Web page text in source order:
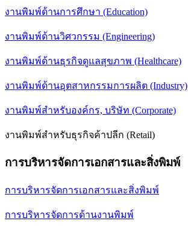
งานพิมพ์ด้านการศึกษา (Education)
งานพิมพ์ด้านวิศวกรรม (Engineering)
งานพิมพ์ด้านธุรกิจดูแลสุขภาพ (Healthcare)
งานพิมพ์ด้านอุตสาหกรรมการผลิต (Industry)
งานพิมพ์สำหรับองค์กร, บริษัท (Corporate)
งานพิมพ์สำหรับธุรกิจค้าปลีก (Retail)
การบริหารจัดการเอกสารและสิ่งพิมพ์
การบริหารจัดการเอกสารและสิ่งพิมพ์
การบริหารจัดการด้านงานพิมพ์